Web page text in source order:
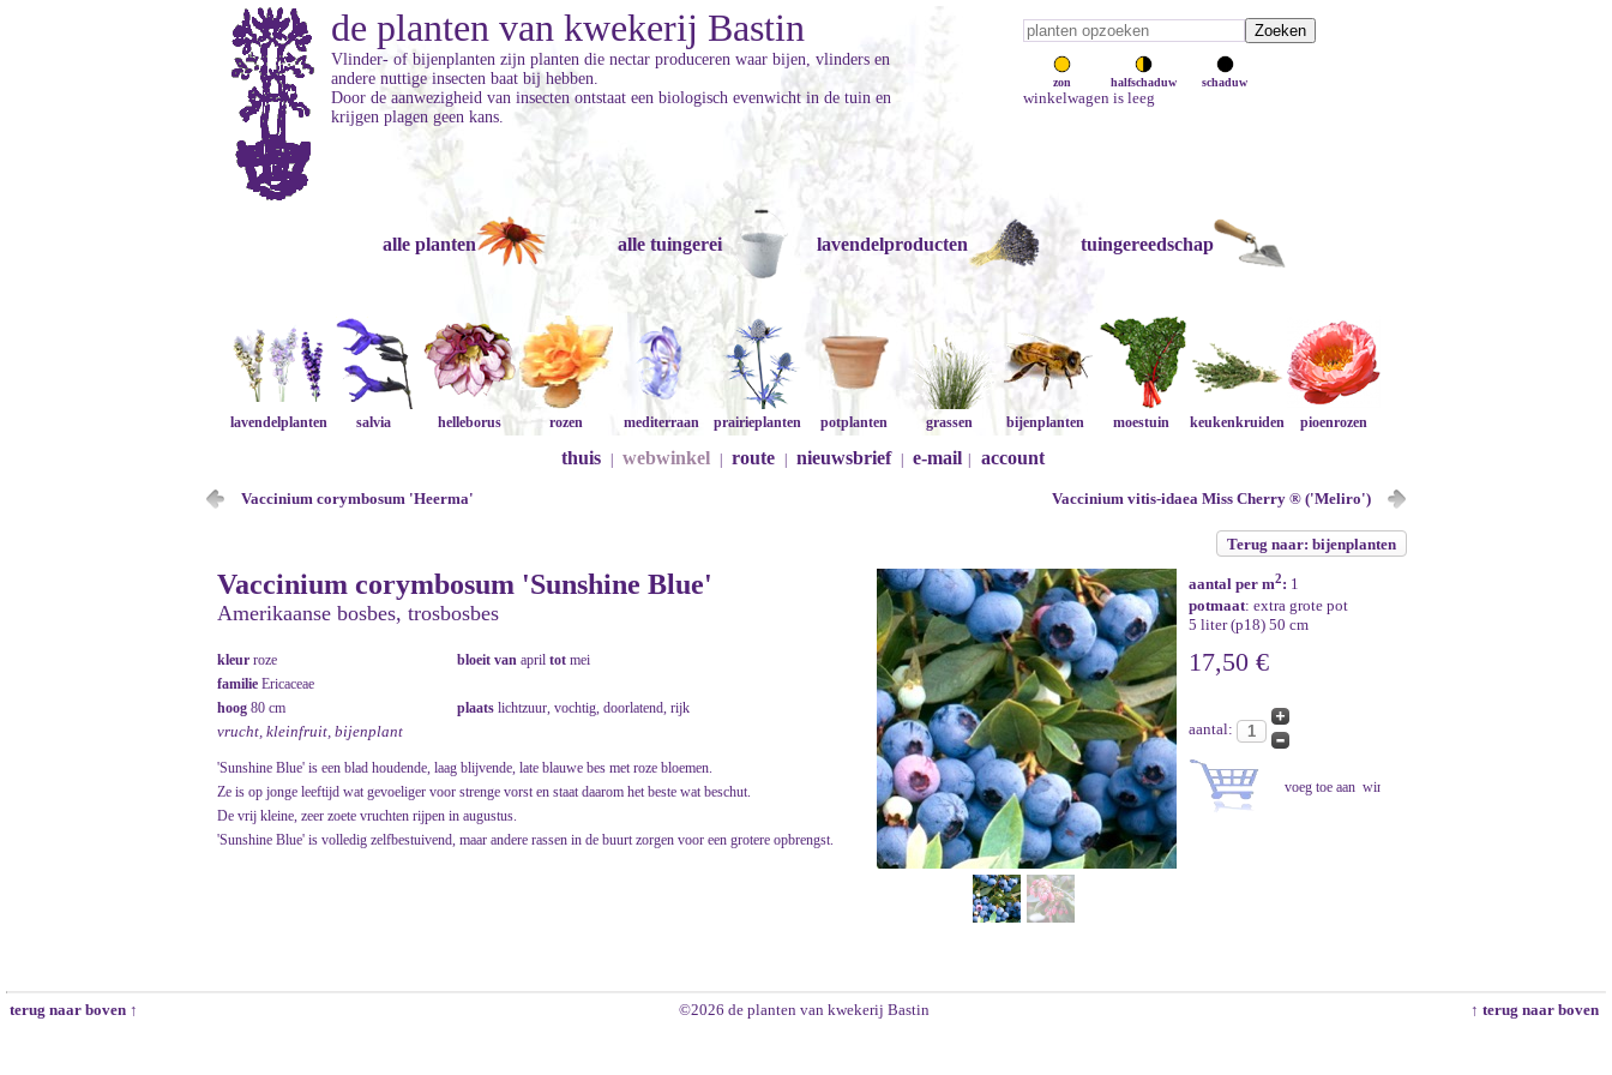
zon halfschaduw schaduw
winkelwagen is leeg
de planten van kwekerij Bastin
Vlinder- of bijenplanten zijn planten die nectar produceren waar bijen, vlinders en
andere nuttige insecten baat bij hebben.
Door de aanwezigheid van insecten ontstaat een biologisch evenwicht in de tuin en
krijgen plagen geen kans.
alle planten alle tuingerei lavendelproducten tuingereedschap
lavendelplanten salvia helleborus rozen mediterraan prairieplanten potplanten grassen bijenplanten moestuin keukenkruiden pioenrozen
thuis webwinkel route nieuwsbrief e-mail account
Vaccinium corymbosum 'Heerma' Vaccinium vitis-idaea Miss Cherry ® ('Meliro')
Terug naar: bijenplanten
Vaccinium corymbosum 'Sunshine Blue'
Amerikaanse bosbes, trosbosbes
kleur roze bloeit van april tot mei
familie Ericaceae
hoog 80 cm plaats lichtzuur, vochtig, doorlatend, rijk
vrucht, kleinfruit, bijenplant
'Sunshine Blue' is een blad houdende, laag blijvende, late blauwe bes met roze bloemen.
Ze is op jonge leeftijd wat gevoeliger voor strenge vorst en staat daarom het beste wat beschut.
De vrij kleine, zeer zoete vruchten rijpen in augustus.
'Sunshine Blue' is volledig zelfbestuivend, maar andere rassen in de buurt zorgen voor een grotere opbrengst.
aantal per m2: 1
potmaat: extra grote pot
5 liter (p18) 50 cm
17,50 €
aantal:
terug naar boven ↑ ©2026 de planten van kwekerij Bastin ↑ terug naar boven